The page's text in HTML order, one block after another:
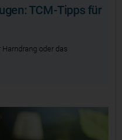
TCM-Tipps für
oder das